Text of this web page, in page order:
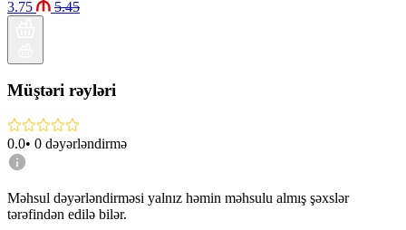
3.75 5.45
Müştəri rəyləri
0.0• 0 dəyərləndirmə
Məhsul dəyərləndirməsi yalnız həmin məhsulu almış şəxslər
tərəfindən edilə bilər.